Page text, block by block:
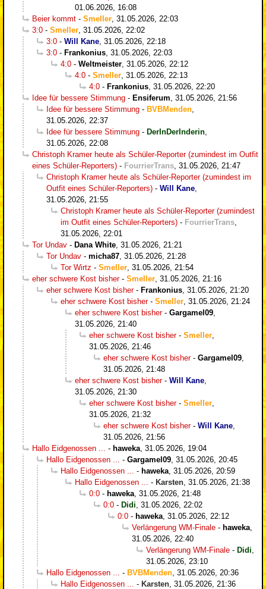
01.06.2026, 16:08
Beier kommt - Smeller 31.05.2026, 22:03
3:0 - Smeller 31.05.2026, 22:02
3:0 - Will Kane 31.05.2026, 22:18
3:0 - Frankonius 31.05.2026, 22:03
4:0 - Weltmeister 31.05.2026, 22:12
4:0 - Smeller 31.05.2026, 22:13
4:0 - Frankonius 31.05.2026, 22:20
Idee für bessere Stimmung - Ensiferum 31.05.2026, 21:56
Idee für bessere Stimmung - BVBMenden
31.05.2026, 22:37
Idee für bessere Stimmung - DerInDerInderin
31.05.2026, 22:08
Christoph Kramer heute als Schüler-Reporter (zumindest im Outfit
eines Schüler-Reporters) - FourrierTrans 31.05.2026, 21:47
Christoph Kramer heute als Schüler-Reporter (zumindest im
Outfit eines Schüler-Reporters) - Will Kane
31.05.2026, 21:55
Christoph Kramer heute als Schüler-Reporter (zumindest
im Outfit eines Schüler-Reporters) - FourrierTrans
31.05.2026, 22:01
Tor Undav - Dana White 31.05.2026, 21:21
Tor Undav - micha87 31.05.2026, 21:28
Tor Wirtz - Smeller 31.05.2026, 21:54
eher schwere Kost bisher- Smeller 31.05.2026, 21:16
eher schwere Kost bisher- Frankonius 31.05.2026, 21:20
eher schwere Kost bisher- Smeller 31.05.2026, 21:24
eher schwere Kost bisher- Gargamel09
31.05.2026, 21:40
eher schwere Kost bisher- Smeller
31.05.2026, 21:46
eher schwere Kost bisher- Gargamel09
31.05.2026, 21:48
eher schwere Kost bisher- Will Kane
31.05.2026, 21:30
eher schwere Kost bisher- Smeller
31.05.2026, 21:32
eher schwere Kost bisher- Will Kane
31.05.2026, 21:56
Hallo Eidgenossen ...
- haweka 31.05.2026, 19:04
Hallo Eidgenossen ...
- Gargamel09 31.05.2026, 20:45
Hallo Eidgenossen ...
- haweka 31.05.2026, 20:59
Hallo Eidgenossen ...
- Karsten 31.05.2026, 21:38
0:0 - haweka 31.05.2026, 21:48
0:0 - Didi 31.05.2026, 22:02
0:0 - haweka 31.05.2026, 22:12
Verlängerung WM-Finale - haweka
31.05.2026, 22:40
Verlängerung WM-Finale - Didi
31.05.2026, 23:10
Hallo Eidgenossen ...
- BVBMenden 31.05.2026, 20:36
Hallo Eidgenossen ...
- Karsten 31.05.2026, 21:36